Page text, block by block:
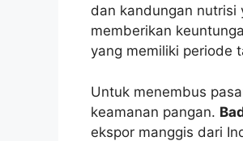
dan kandungan nutrisi
memberikan
yang memiliki periode
Untuk menembus
keamanan pangan.
ekspor manggis dari